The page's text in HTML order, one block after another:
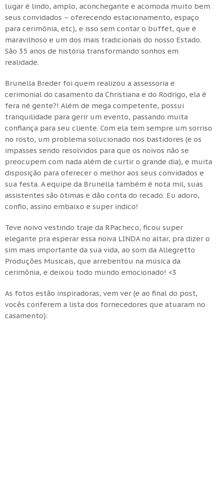
lugar é lindo, amplo, aconchegante e acomoda muito bem
seus convidados – oferecendo estacionamento, espaço
para cerimônia, etc), e isso sem contar o buffet, que é
maravilhoso e um dos mais tradicionais do nosso Estado.
São 35 anos de história transformando sonhos em
realidade.
Brunella Breder foi quem realizou a assessoria e
cerimonial do casamento da Christiana e do Rodrigo, ela é
fera né gente?! Além de mega competente, possui
tranquilidade para gerir um evento, passando muita
confiança para seu cliente. Com ela tem sempre um sorriso
no rosto, um problema solucionado nos bastidores (e os
impasses sendo resolvidos para que os noivos não se
preocupem com nada além de curtir o grande dia), e muita
disposição para oferecer o melhor aos seus convidados e
sua festa. A equipe da Brunella também é nota mil, suas
assistentes são ótimas e dão conta do recado. Eu adoro,
confio, assino embaixo e super indico!
Teve noivo vestindo traje da RPacheco, ficou super
elegante pra esperar essa noiva LINDA no altar, pra dizer o
sim mais importante da sua vida, ao som da Allegretto
Produções Musicais, que arrebentou na música da
cerimônia, e deixou todo mundo emocionado! <3
As fotos estão inspiradoras, vem ver (e ao final do post,
vocês conferem a lista dos fornecedores que atuaram no
casamento):